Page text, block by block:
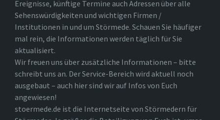
Ereignisse, künftige Termine auch Adressen über alle
Sehenswürdigkeiten und wichtigen Firmen /
Institutionen in und um Störmede. Schauen Sie häufiger
mal rein, die Informationen werden täglich für Sie
aktualisiert.
Wir freuen uns über zusätzliche Informationen – bitte
schreibt uns an. Der Service-Bereich wird aktuell noch
ausgebaut – auch hier sind wir auf Infos von Euch
angewiesen!
stoermede.de ist die Internetseite von Störmedern für